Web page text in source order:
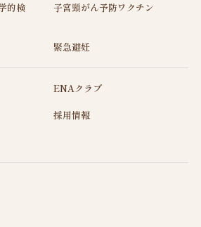
的検
子宮頸がん予防ワクチン
緊急避妊
ENAクラブ
採用情報